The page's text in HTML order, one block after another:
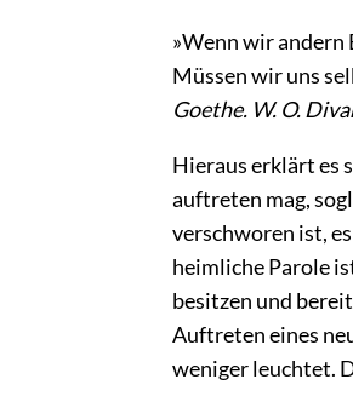
»Wenn wir andern
Müssen wir uns
Goethe. W. O.
Hieraus erklärt es
auftreten mag,
verschworen ist,
heimliche Parole
besitzen und
Auftreten eines
weniger leuchtet.